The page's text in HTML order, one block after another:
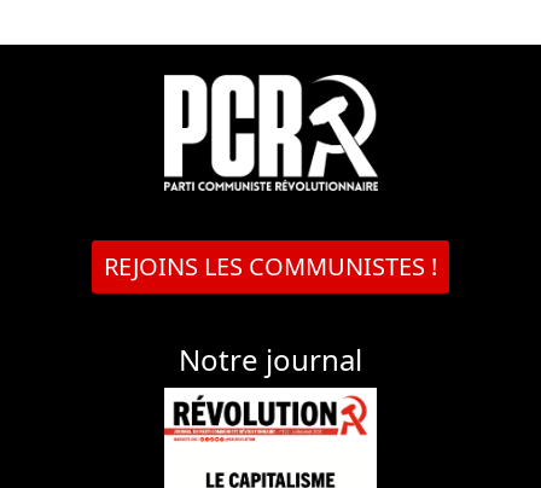
REJOINS LES COMMUNISTES !
Notre journal